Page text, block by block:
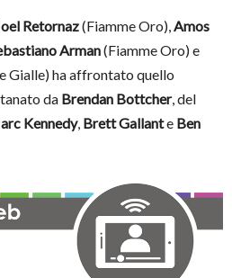
Retornaz(Fiamme Oro),Amos
Arman(Fiamme Oro) e
Gialle) ha affrontato quello
da Brendan Bottcher, del
Kennedy, Brett Gallante Ben